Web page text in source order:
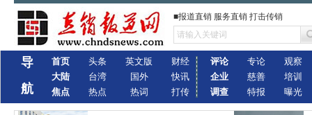
■报道直销 服务直销 打击传销
导
航
首页
大陆
焦点
头条
台湾
热点
英文版
国外
热词
财经
快讯
打传
评论
企业
调查
专论
慈善
特报
观察
培训
曝光